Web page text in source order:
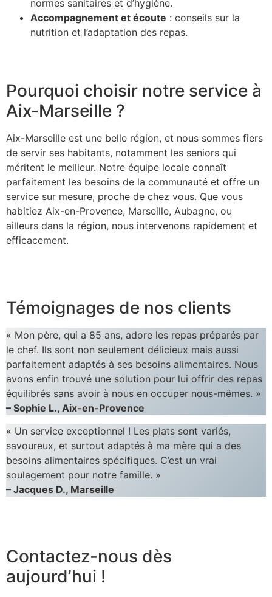
normes sanitaires et d’hygiène.
Accompagnement et écoute : conseils sur la
nutrition et l’adaptation des repas.
Pourquoi choisir notre service à
Aix-Marseille ?
Aix-Marseille est une belle région, et nous sommes fiers
de servir ses habitants, notamment les seniors qui
méritent le meilleur. Notre équipe locale connaît
parfaitement les besoins de la communauté et offre un
service sur mesure, proche de chez vous. Que vous
habitiez Aix-en-Provence, Marseille, Aubagne, ou
ailleurs dans la région, nous intervenons rapidement et
efficacement.
Témoignages de nos clients
« Mon père, qui a 85 ans, adore les repas préparés par
le chef. Ils sont non seulement délicieux mais aussi
parfaitement adaptés à ses besoins alimentaires. Nous
avons enfin trouvé une solution pour lui offrir des repas
équilibrés sans avoir à nous en occuper nous-mêmes. »
– Sophie L., Aix-en-Provence
« Un service exceptionnel ! Les plats sont variés,
savoureux, et surtout adaptés à ma mère qui a des
besoins alimentaires spécifiques. C’est un vrai
soulagement pour notre famille. »
– Jacques D., Marseille
Contactez-nous dès
aujourd’hui !